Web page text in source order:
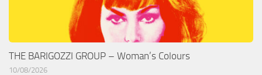
THE BARIGOZZI GROUP – Woman’s Colours
10/08/2026